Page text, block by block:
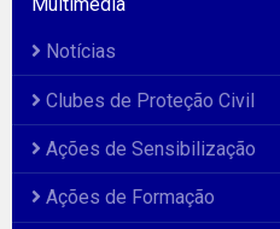
Notícias
Clubes de Proteção Civil
Ações de Sensibilização
Ações de Formação